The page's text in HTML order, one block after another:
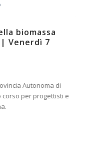
biomassa
Venerdì 7
Autonoma di
per progettisti e